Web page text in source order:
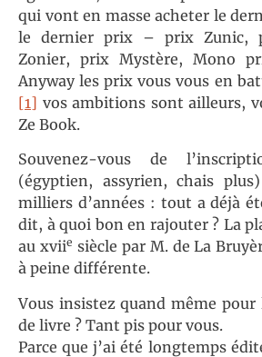
qui vont en masse acheter le
le dernier prix – prix Zunic,
Zonier, prix Mystère, Mono
Anyway les prix vous vous en
[1] vos ambitions sont ailleurs,
Ze Book.
Souvenez-vous de
(égyptien, assyrien, chais
milliers d’années : tout a déjà
dit, à quoi bon en rajouter ? La
au xviie siècle par M. de La
à peine différente.
Vous insistez quand même pour
de livre ? Tant pis pour vous.
Parce que j’ai été longtemps